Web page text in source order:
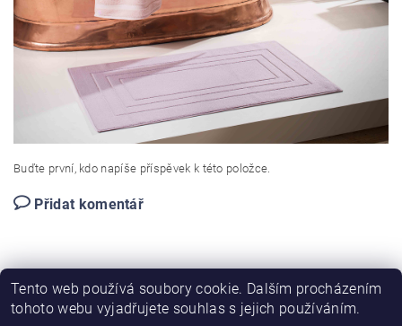
Buďte první, kdo napíše příspěvek k této položce.
Přidat komentář
Tento web používá soubory cookie. Dalším procházením
tohoto webu vyjadřujete souhlas s jejich používáním.